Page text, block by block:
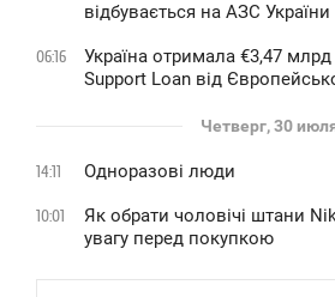
відбувається на АЗС України
06:16
Україна отримала €3,47
Support Loan від
Четверг, 30
14:11 Одноразові люди
10:01
Як обрати чоловічі штани
увагу перед покупкою